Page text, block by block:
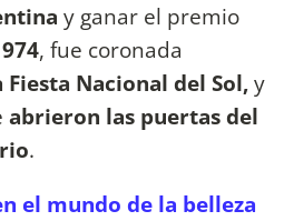
y ganar el premio
, fue coronada
Fiesta Nacional del Sol,y
abrieron las puertas del
.
el mundo de la belleza